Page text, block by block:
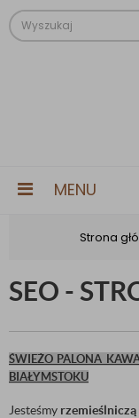
MENU
Strona
SEO -
ŚWIEŻO PALONA
BIAŁYMSTOKU
Jesteśmy